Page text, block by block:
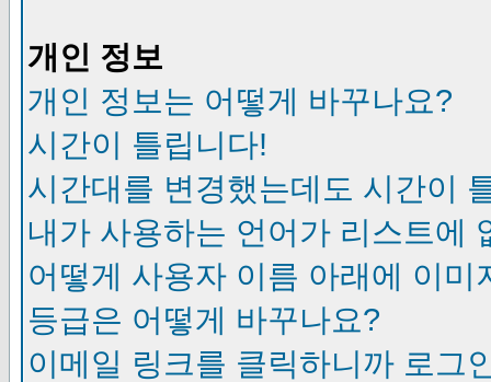
개인 정보
개인 정보는 어떻게 바꾸나요?
시간이 틀립니다!
시간대를 변경했는데도 시간이
내가 사용하는 언어가 리스트에
어떻게 사용자 이름 아래에 이미
등급은 어떻게 바꾸나요?
이메일 링크를 클릭하니까 로그